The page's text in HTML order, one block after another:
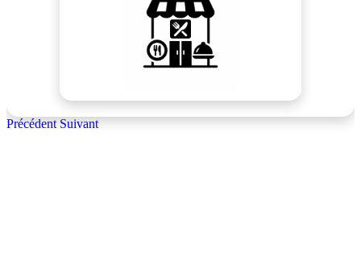
Précédent Suivant